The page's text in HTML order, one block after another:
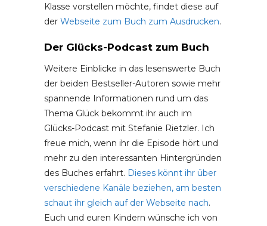
Klasse vorstellen möchte, findet diese auf
der Webseite zum Buch zum Ausdrucken.
Der Glücks-Podcast zum Buch
Weitere Einblicke in das lesenswerte Buch
der beiden Bestseller-Autoren sowie mehr
spannende Informationen rund um das
Thema Glück bekommt ihr auch im
Glücks-Podcast mit Stefanie Rietzler. Ich
freue mich, wenn ihr die Episode hört und
mehr zu den interessanten Hintergründen
des Buches erfahrt. Dieses könnt ihr über
verschiedene Kanäle beziehen, am besten
schaut ihr gleich auf der Webseite nach.
Euch und euren Kindern wünsche ich von